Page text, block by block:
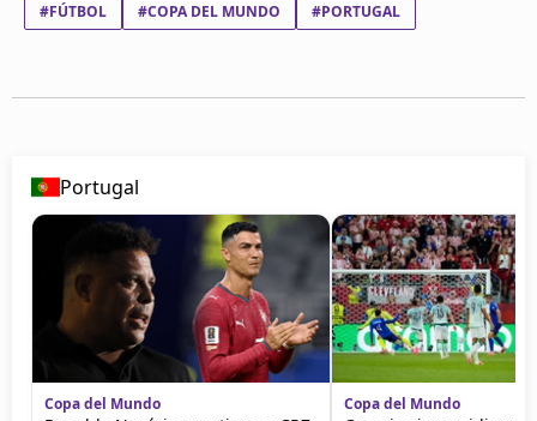
#FÚTBOL #COPA DEL MUNDO #PORTUGAL
Portugal
Copa del Mundo Copa del Mundo